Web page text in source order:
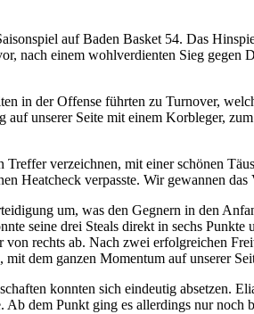
auf Baden Basket 54. Das
nach einem wohlverdienten Sieg
in der Offense führten zu Turnover,
unserer Seite mit einem Korbleger,
verzeichnen, mit einer schönen
Heatcheck verpasste. Wir gewannen
um, was den Gegnern in den
seine drei Steals direkt in sechs
rechts ab. Nach zwei erfolgreichen
dem ganzen Momentum auf unserer
konnten sich eindeutig absetzen.
dem Punkt ging es allerdings nur